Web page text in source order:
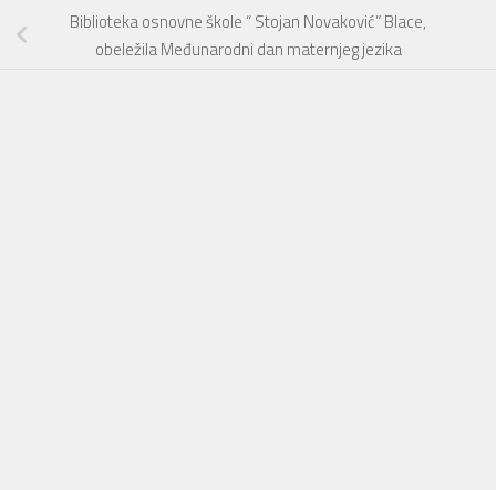
Biblioteka osnovne škole “ Stojan Novaković” Blace,
obeležila Međunarodni dan maternjeg jezika